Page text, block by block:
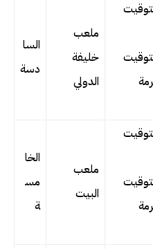
بتوقيت
بتوقيت
ملعب
خليفة
الدولي
السا
دسة
بتوقيت
بتوقيت
ملعب
البيت
الخا
مس
ة